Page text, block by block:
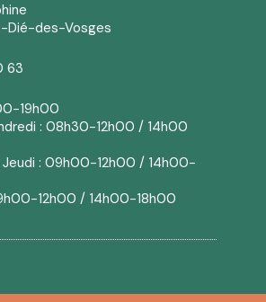
Dié-des-Vosges
63
19h00
: 08h30-12h00 / 14h00
: 09h00-12h00 / 14h00-
12h00 / 14h00-18h00